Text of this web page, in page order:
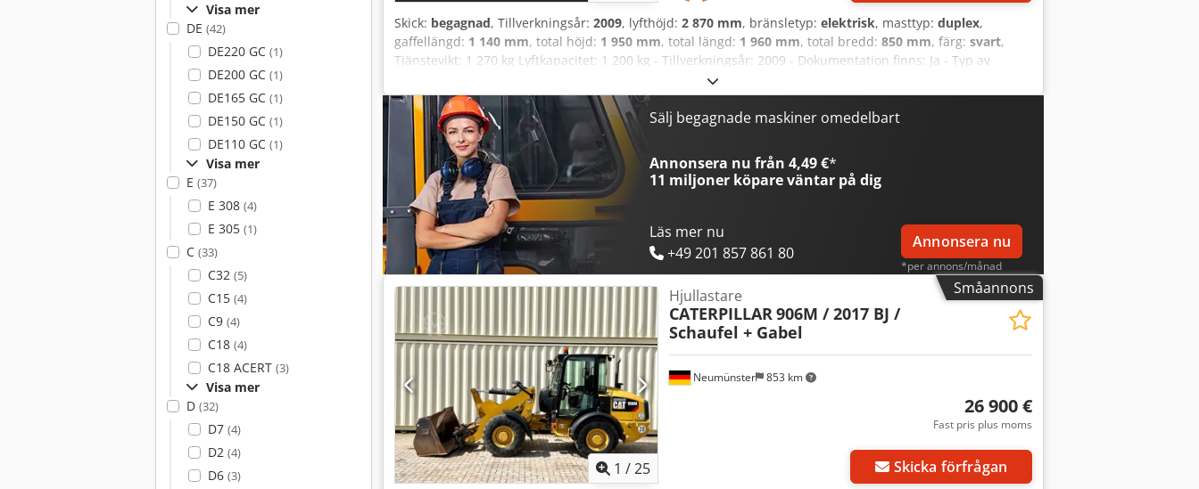
Visa mer
DE (42)
DE220 GC (1)
DE200 GC (1)
DE165 GC (1)
DE150 GC (1)
DE110 GC (1)
Visa mer
E (37)
E 308 (4)
E 305 (1)
C (33)
C32 (5)
C15 (4)
C9 (4)
C18 (4)
C18 ACERT (3)
Visa mer
D (32)
D7 (4)
D2 (4)
D6 (3)
Skick: begagnad, Tillverkningsår: 2009, lyfthöjd: 2 870 mm, bränsletyp: elektrisk, masttyp: duplex,
gaffellängd: 1 140 mm, total höjd: 1 950 mm, total längd: 1 960 mm, total bredd: 850 mm, färg: svart,
Tjänstevikt: 1 270 kg Lyftkapacitet: 1 200 kg - Tillverkningsår: 2009 - Dokumentation finns: Ja - Typ av
dokumentation: Bruksanvisning - CE-märkning finns: Ja - CE-certifikat finns: Nej - Serienummer: 7XL00043 -
Typ: Stående staplare - Lyftkraft: 1200 kg - LyftHöjd: 2870 mm - Frihöjd: 1950 mm - Gaffellängd: 1140 mm -
Gaffelbredd: 560 mm - Mast: Duplex - Drivsystem: Elektriskt - Batteriinformation: - Märke/Typ: PZS 345 -
Batteriets tillverkningsår: 2009 - Kapacitet: 345 Ah - Batterispänning: 24 V - Behållarens längd [mm]: 790 -
Behållarens bredd [mm]: 210 - Behållarens höjd [mm]: 640 Chodpfx Adezrmgleqea - Transportmått: 1960
mm x 850 mm x 1950 mm (l x b x h) - Transportvikt [kg]: 1270 kg - Transportförpackningar [st]: 1 Finansiell
information Moms: Angivet pris är exklusive moms Moms/marginalbeskattning: Moms kan dras av för
företag Leverans och inbyte är möjligt när som helst för alla produkter inom industrisektorn Koen van
Lent
Sälj begagnade maskiner omedelbart
Annonsera nu från 4,49 €*
11 miljoner köpareväntar på dig
Läs mer nu
+49 201 857 861 80
Annonsera nu
*per annons/månad
Småannons
1 /25
Neumünster 853 km
Hjullastare
CATERPILLAR906M / 2017 BJ /
Schaufel + Gabel
26 900 €
Fast pris plus moms
Skicka förfrågan